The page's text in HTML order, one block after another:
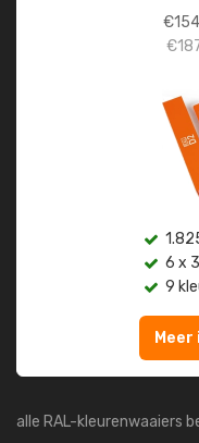
€
€
6 x
9
alle RAL-kleurenwaaiers